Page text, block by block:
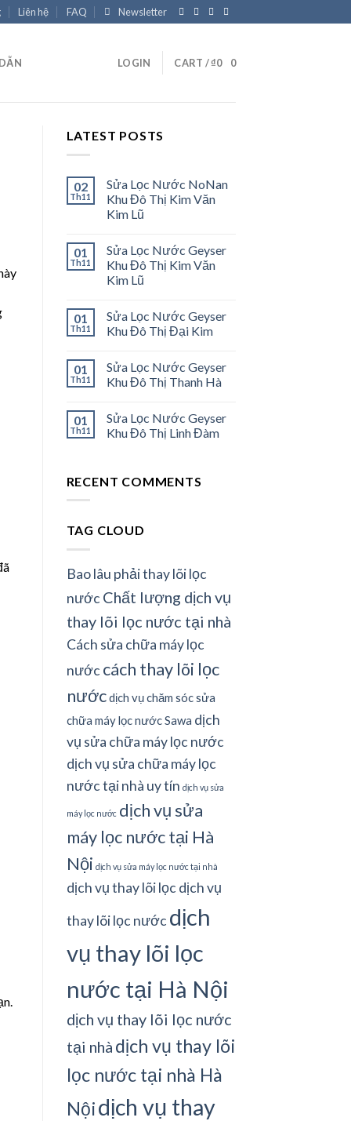
Liên hệ FAQ Newsletter
LOGIN CART /₫0 0
LATEST POSTS
02
Th11
Sửa Lọc Nước NoNan
Khu Đô Thị Kim Văn
Kim Lũ
01
Th11
Sửa Lọc Nước Geyser
Khu Đô Thị Kim Văn
Kim Lũ
01
Th11
Sửa Lọc Nước Geyser
Khu Đô Thị Đại Kim
01
Th11
Sửa Lọc Nước Geyser
Khu Đô Thị Thanh Hà
01
Th11
Sửa Lọc Nước Geyser
Khu Đô Thị Linh Đàm
RECENT COMMENTS
TAG CLOUD
Bao lâu phải thay lõi lọc
nước Chất lượng dịch vụ
thay lõi lọc nước tại nhà
Cách sửa chữa máy lọc
nước cách thay lõi lọc
nướcdịch vụ chăm sóc sửa
chữa máy lọc nước Sawa dịch
vụ sửa chữa máy lọc nước
dịch vụ sửa chữa máy lọc
nước tại nhà uy tín dịch vụ sửa
máy lọc nước dịch vụ sửa
máy lọc nước tại Hà
Nội dịch vụ sửa máy lọc nước tại nhà
dịch vụ thay lõi lọc dịch vụ
thay lõi lọc nước dịch
vụ thay lõi lọc
nước tại Hà Nội
dịch vụ thay lõi lọc nước
tại nhà dịch vụ thay lõi
lọc nước tại nhà Hà
Nộidịch vụ thay